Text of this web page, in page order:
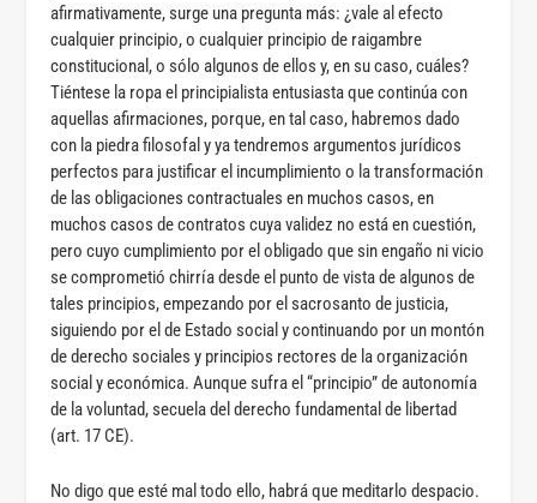
afirmativamente, surge una pregunta más: ¿vale al efecto
cualquier principio, o cualquier principio de raigambre
constitucional, o sólo algunos de ellos y, en su caso, cuáles?
Tiéntese la ropa el principialista entusiasta que continúa con
aquellas afirmaciones, porque, en tal caso, habremos dado
con la piedra filosofal y ya tendremos argumentos jurídicos
perfectos para justificar el incumplimiento o la transformación
de las obligaciones contractuales en muchos casos, en
muchos casos de contratos cuya validez no está en cuestión,
pero cuyo cumplimiento por el obligado que sin engaño ni vicio
se comprometió chirría desde el punto de vista de algunos de
tales principios, empezando por el sacrosanto de justicia,
siguiendo por el de Estado social y continuando por un montón
de derecho sociales y principios rectores de la organización
social y económica. Aunque sufra el “principio” de autonomía
de la voluntad, secuela del derecho fundamental de libertad
(art. 17 CE).
No digo que esté mal todo ello, habrá que meditarlo despacio.